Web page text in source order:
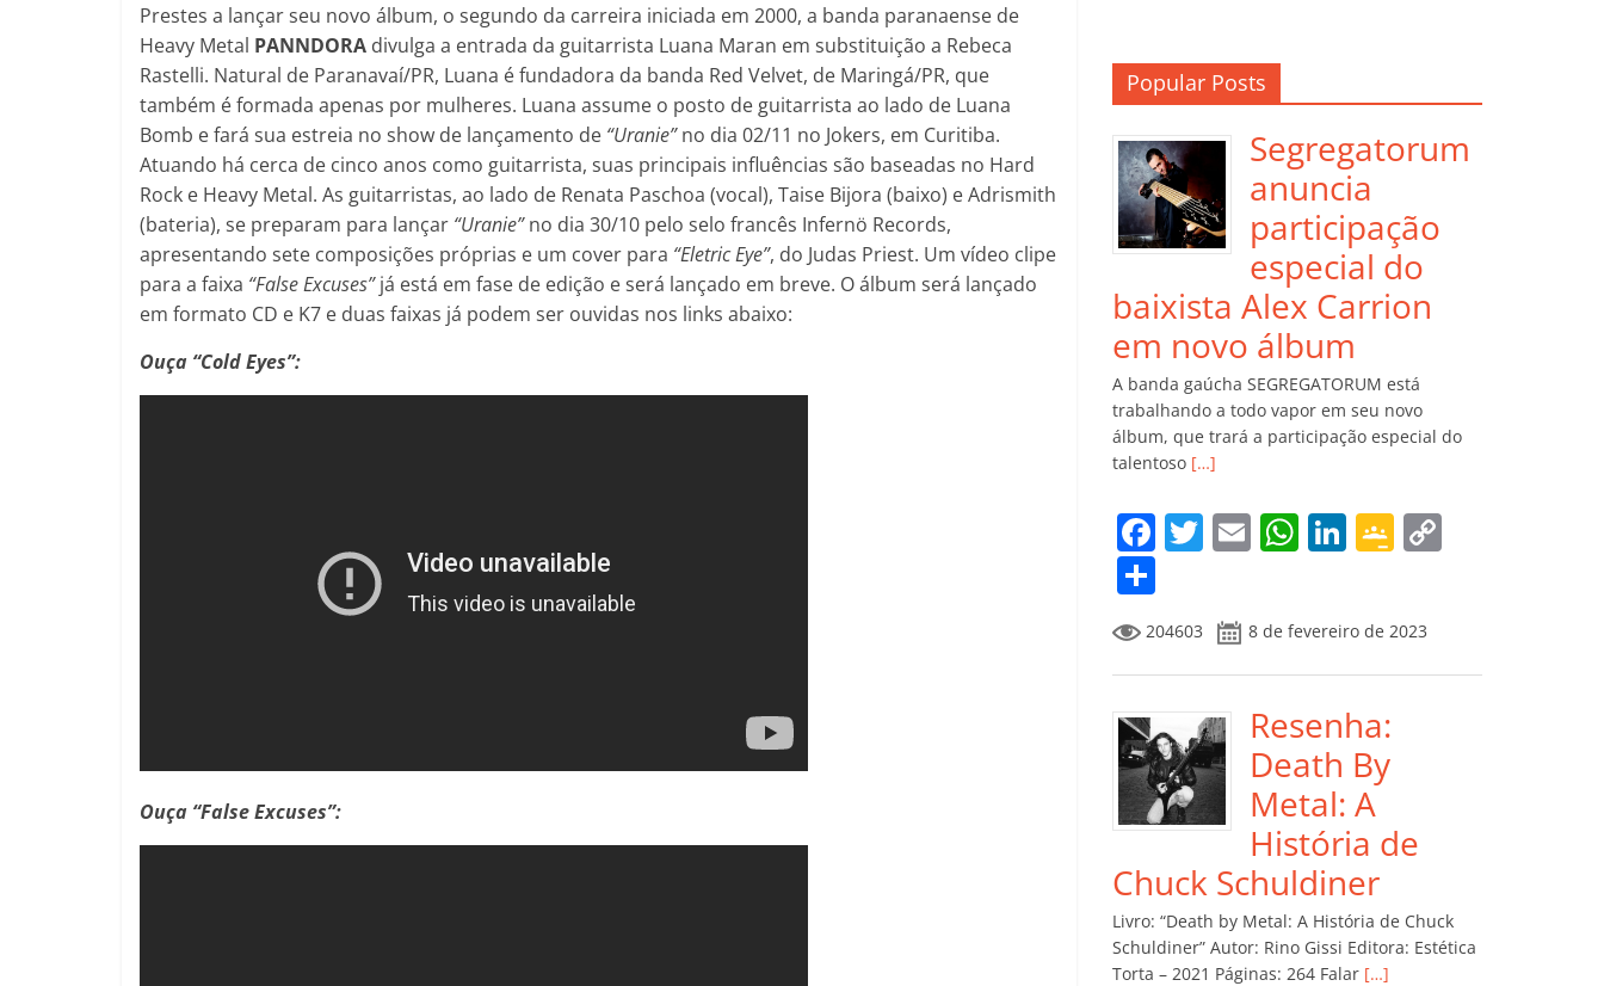
Prestes a lançar seu novo álbum, o segundo da carreira iniciada em 2000, a banda paranaense de
Heavy Metal PANNDORA divulga a entrada da guitarrista Luana Maran em substituição a Rebeca
Rastelli. Natural de Paranavaí/PR, Luana é fundadora da banda Red Velvet, de Maringá/PR, que
também é formada apenas por mulheres. Luana assume o posto de guitarrista ao lado de Luana
Bomb e fará sua estreia no show de lançamento de “Uranie”no dia 02/11 no Jokers, em Curitiba.
Atuando há cerca de cinco anos como guitarrista, suas principais influências são baseadas no Hard
Rock e Heavy Metal. As guitarristas, ao lado de Renata Paschoa (vocal), Taise Bijora (baixo) e Adrismith
(bateria), se preparam para lançar “Uranie”no dia 30/10 pelo selo francês Infernö Records,
apresentando sete composições próprias e um cover para “Eletric Eye”, do Judas Priest. Um vídeo clipe
para a faixa “False Excuses”já está em fase de edição e será lançado em breve. O álbum será lançado
em formato CD e K7 e duas faixas já podem ser ouvidas nos links abaixo:
Ouça “Cold Eyes”:
Ouça “False Excuses”:
Popular Posts
Segregatorum
anuncia
participação
especial do
baixista Alex Carrion
em novo álbum
A banda gaúcha SEGREGATORUM está
trabalhando a todo vapor em seu novo
álbum, que trará a participação especial do
talentoso […]
F
e
b
o
o
k
T
itt
er
E
l
W
s
A
p
p
Li
e
dI
n
G
gl
e
ro
m
Li
o
m
p
ar
til
h
ar
204603 8 de fevereiro de 2023
Resenha:
Death By
Metal: A
História de
Chuck Schuldiner
Livro: “Death by Metal: A História de Chuck
Schuldiner” Autor: Rino Gissi Editora: Estética
Torta – 2021 Páginas: 264 Falar […]